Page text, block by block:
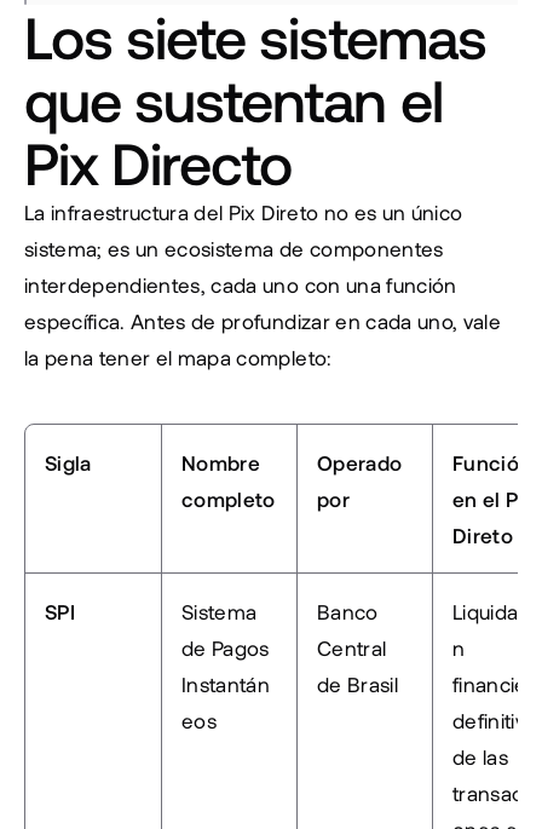
Los siete sistemas
que sustentan el
Pix Directo
La infraestructura del Pix Direto no es un único
sistema; es un ecosistema de componentes
interdependientes, cada uno con una función
específica. Antes de profundizar en cada uno, vale
la pena tener el mapa completo:
Sigla
Nombre
completo
Operado
por
Función
en el Pix
Direto
SPI
Sistema
de Pagos
Instantán
eos
Banco
Central
de Brasil
n
definitiva
de las
transacci